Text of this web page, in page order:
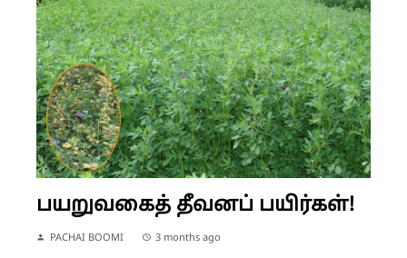
பயறுவகைத் தீவனப் பயிர்கள்!
PACHAI BOOMI 3 months ago